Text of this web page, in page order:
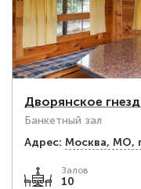
Дворянское
Банкетный зал
Адрес: Москва, МО,
Залов
10